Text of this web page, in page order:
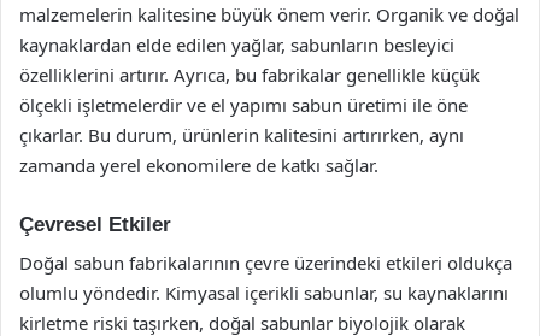
malzemelerin kalitesine büyük önem verir. Organik ve doğal
kaynaklardan elde edilen yağlar, sabunların besleyici
özelliklerini artırır. Ayrıca, bu fabrikalar genellikle küçük
ölçekli işletmelerdir ve el yapımı sabun üretimi ile öne
çıkarlar. Bu durum, ürünlerin kalitesini artırırken, aynı
zamanda yerel ekonomilere de katkı sağlar.
Çevresel Etkiler
Doğal sabun fabrikalarının çevre üzerindeki etkileri oldukça
olumlu yöndedir. Kimyasal içerikli sabunlar, su kaynaklarını
kirletme riski taşırken, doğal sabunlar biyolojik olarak